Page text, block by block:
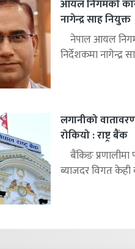
आयल निगमको
नागेन्द्र साह नियुक्त
नेपाल आयल निगम
निर्देशकमा नागेन्द्र
लगानीको
रोकियो : राष्ट्र बैंक
बैंकिङ प्रणालीमा
ब्याजदर विगत केही